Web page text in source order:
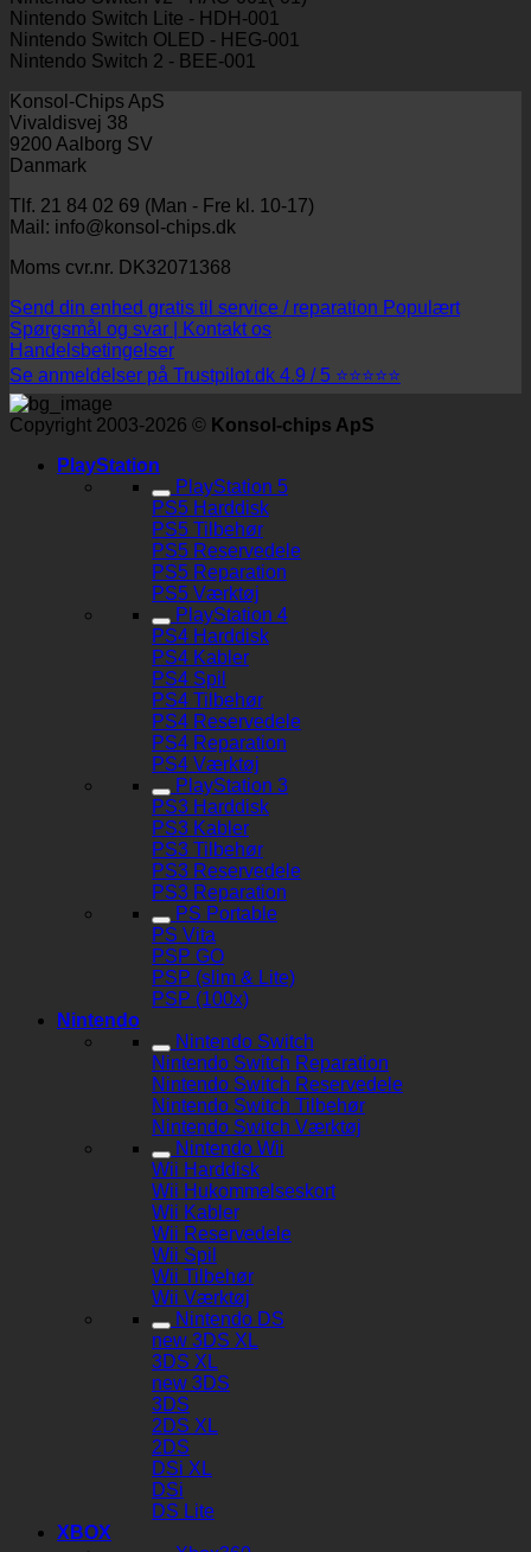
Nintendo Switch Lite - HDH-001
Nintendo Switch OLED - HEG-001
Nintendo Switch 2 - BEE-001
Konsol-Chips ApS
Vivaldisvej 38
9200 Aalborg SV
Danmark
Tlf. 21 84 02 69 (Man - Fre kl. 10-17)
Mail: info@konsol-chips.dk
Moms cvr.nr. DK32071368
Send din enhed gratis til service / reparation
Spørgsmål og svar | Kontakt os
Handelsbetingelser
Se anmeldelser på Trustpilot.dk 4.9 / 5 ⭐⭐⭐⭐⭐
Copyright 2003-2026 © Konsol-chips ApS
PlayStation
PlayStation 5
PS5 Harddisk
PS5 Tilbehør
PS5 Reservedele
PS5 Reparation
PS5 Værktøj
PlayStation 4
PS4 Harddisk
PS4 Kabler
PS4 Spil
PS4 Tilbehør
PS4 Reservedele
PS4 Reparation
PS4 Værktøj
PlayStation 3
PS3 Harddisk
PS3 Kabler
PS3 Tilbehør
PS3 Reservedele
PS3 Reparation
PS Portable
PS Vita
PSP GO
PSP (slim & Lite)
PSP (100x)
Nintendo
Nintendo Switch
Nintendo Switch Reparation
Nintendo Switch Reservedele
Nintendo Switch Tilbehør
Nintendo Switch Værktøj
Nintendo Wii
Wii Harddisk
Wii Hukommelseskort
Wii Kabler
Wii Reservedele
Wii Spil
Wii Tilbehør
Wii Værktøj
Nintendo DS
new 3DS XL
3DS XL
new 3DS
3DS
2DS XL
2DS
DSi XL
DSi
DS Lite
XBOX